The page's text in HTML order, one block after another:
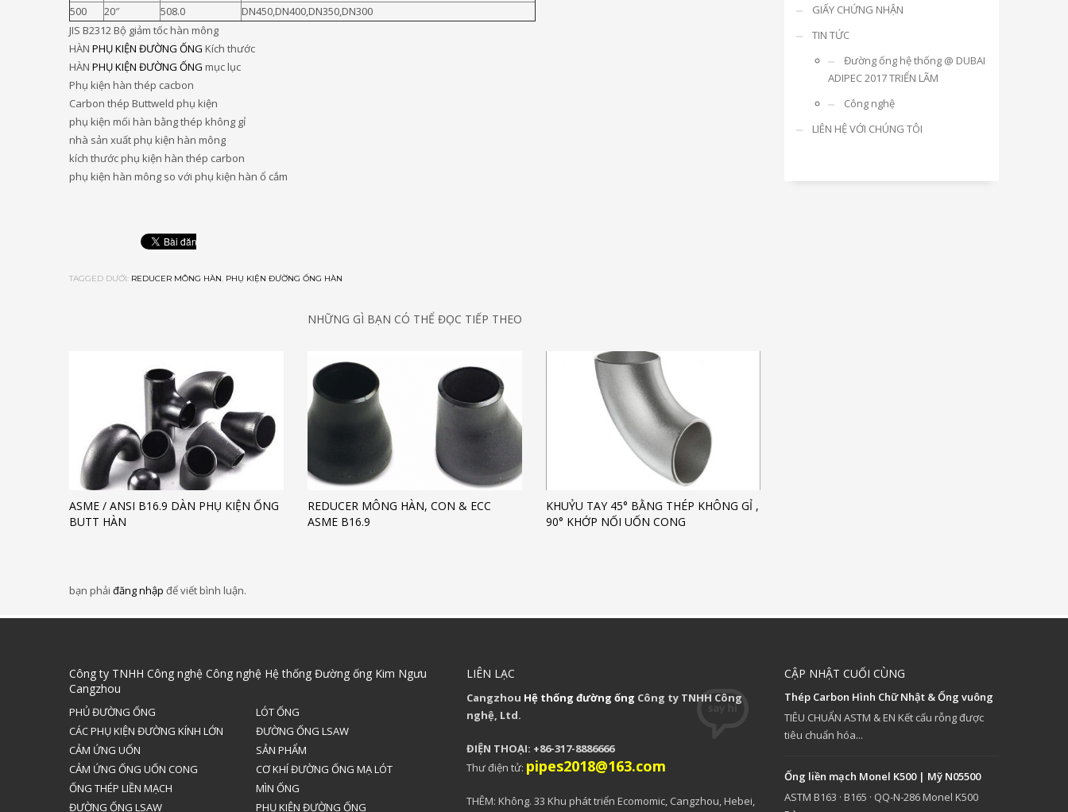
500
20″ 508.0
DN450,DN400,DN350,DN300
JIS B2312 Bộ giảm tốc hàn mông
HÀN PHỤ KIỆN ĐƯỜNG ỐNG Kích thước
HÀN PHỤ KIỆN ĐƯỜNG ỐNG mục lục
Phụ kiện hàn thép cacbon
Carbon thép Buttweld phụ kiện
phụ kiện mối hàn bằng thép không gỉ
nhà sản xuất phụ kiện hàn mông
kích thước phụ kiện hàn thép carbon
phụ kiện hàn mông so với phụ kiện hàn ổ cắm
TAGGED DƯỚI: REDUCER MÔNG HÀN, PHỤ KIỆN ĐƯỜNG ỐNG HÀN
NHỮNG GÌ BẠN CÓ THỂ ĐỌC TIẾP THEO
ASME / ANSI B16.9 DÀN PHỤ KIỆN ỐNG
BUTT HÀN
REDUCER MÔNG HÀN, CON & ECC
ASME B16.9
KHUỶU TAY 45° BẰNG THÉP KHÔNG GỈ ,
90° KHỚP NỐI UỐN CONG
bạn phải đăng nhập để viết bình luận.
GIẤY CHỨNG NHẬN
TIN TỨC
Đường ống hệ thống @ DUBAI
ADIPEC 2017 TRIỂN LÃM
Công nghệ
LIÊN HỆ VỚI CHÚNG TÔI
Công ty TNHH Công nghệ Công nghệ Hệ thống Đường ống Kim Ngưu
Cangzhou
PHỦ ĐƯỜNG ỐNG
LÓT ỐNG
CÁC PHỤ KIỆN ĐƯỜNG KÍNH LỚN
ĐƯỜNG ỐNG LSAW
CẢM ỨNG UỐN
SẢN PHẨM
CẢM ỨNG ỐNG UỐN CONG
CƠ KHÍ ĐƯỜNG ỐNG MẠ LÓT
ỐNG THÉP LIỀN MẠCH
MÌN ỐNG
ĐƯỜNG ỐNG LSAW
PHỤ KIỆN ĐƯỜNG ỐNG
LIÊN LẠC
Cangzhou Hệ thống đường ống Công ty TNHH Công
nghệ, Ltd.
ĐIỆN THOẠI: +86-317-8886666
Thư điện tử: pipes2018@163.com
THÊM: Không. 33 Khu phát triển Ecomomic, Cangzhou, Hebei,
CẬP NHẬT CUỐI CÙNG
Thép Carbon Hình Chữ Nhật & Ống vuông
TIÊU CHUẨN ASTM & EN Kết cấu rỗng được
tiêu chuẩn hóa...
Ống liền mạch Monel K500 | Mỹ N05500
ASTM B163 · B165 · QQ-N-286 Monel K500